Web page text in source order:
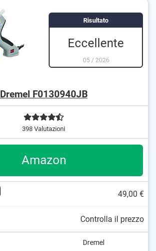
Risultato
Eccellente
05/ 2026
Dremel F0130940JB
398 Valutazioni
Amazon
49,00 €
Controlla il prezzo
Dremel